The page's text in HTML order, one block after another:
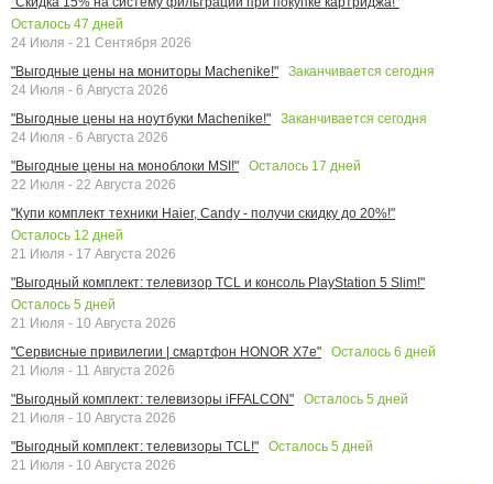
Осталось 47 дней
24 Июля - 21 Сентября 2026
"Выгодные цены на мониторы Machenike!"
Заканчивается сегодня
24 Июля - 6 Августа 2026
"Выгодные цены на ноутбуки Machenike!"
Заканчивается сегодня
24 Июля - 6 Августа 2026
"Выгодные цены на моноблоки MSI!"
Осталось 17 дней
22 Июля - 22 Августа 2026
"Купи комплект техники Haier, Candy - получи скидку до 20%!"
Осталось 12 дней
21 Июля - 17 Августа 2026
"Выгодный комплект: телевизор TCL и консоль PlayStation 5 Slim!"
Осталось 5 дней
21 Июля - 10 Августа 2026
"Сервисные привилегии | смартфон HONOR X7e"
Осталось 6 дней
21 Июля - 11 Августа 2026
"Выгодный комплект: телевизоры iFFALCON"
Осталось 5 дней
21 Июля - 10 Августа 2026
"Выгодный комплект: телевизоры TCL!"
Осталось 5 дней
21 Июля - 10 Августа 2026